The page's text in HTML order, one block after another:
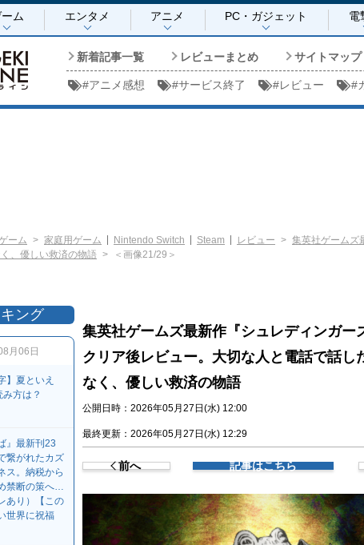
ム エンタメ アニメ PC・ガジェット 電
新着記事一覧 レビューまとめ サイトマップ
#アニメ感想 #サービス終了 #レビュー #
ーム 家庭用ゲーム Nintendo Switch Steam レビュー
集英社ゲームズ
、優しい救済の物語
＜画像21/29＞
集英社ゲームズ最新作『シュレディンガー
クリア後レビュー。大切な人と電話で話し
なく、優しい救済の物語
公開日時：2026年05月27日(水) 12:00
最終更新：2026年05月27日(水) 12:29
前へ 記事はこちら
ング
月06日
】夏といえ
み方は？
』最新刊23
繋がれたカズ
ス。納税から
禁断の策へ…
あり）【この
世界に祝福